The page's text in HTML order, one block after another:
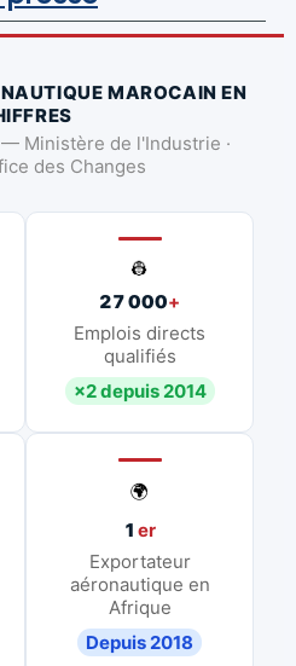
MAROCAIN EN
Ministère de l'Industrie ·
des Changes
👷
27 000+
Emplois directs
qualifiés
×2 depuis 2014
🌍
1 er
Exportateur
aéronautique en
Afrique
Depuis 2018